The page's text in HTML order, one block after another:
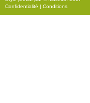
Confidentialité | Conditions